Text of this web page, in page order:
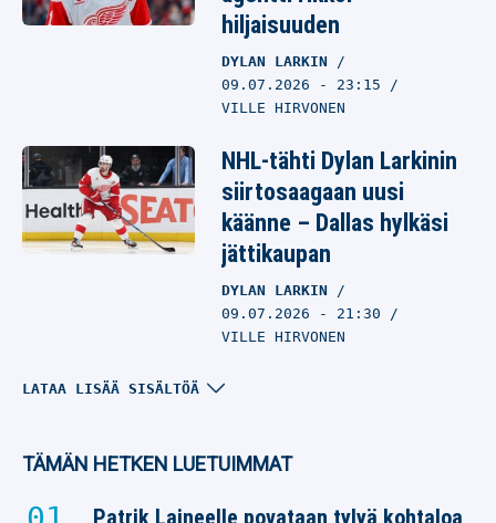
hiljaisuuden
DYLAN LARKIN
09.07.2026 - 23:15
VILLE HIRVONEN
NHL-tähti Dylan Larkinin
siirtosaagaan uusi
käänne – Dallas hylkäsi
jättikaupan
DYLAN LARKIN
09.07.2026 - 21:30
VILLE HIRVONEN
NHL:n supertähti
umpikujassa
08.07.2026- 15:47
LATAA LISÄÄ SISÄLTÖÄ
TÄMÄN HETKEN LUETUIMMAT
Patrik Laineelle povataan tylyä kohtaloa